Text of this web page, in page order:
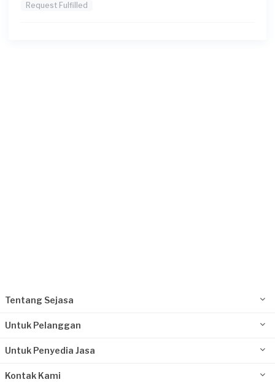
Tangerang Selatan, Banten
Request Fulfilled
Tentang Sejasa
Untuk Pelanggan
Untuk Penyedia Jasa
Kontak Kami